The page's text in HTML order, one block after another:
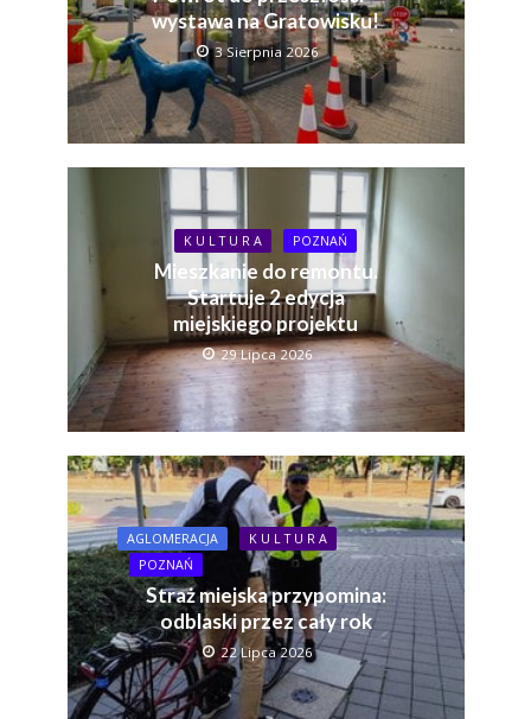
wystawa na Gratowisku!
3 Sierpnia 2026
K U L T U R A POZNAŃ
Mieszkanie do remontu.
Startuje 2 edycja
miejskiego projektu
29 Lipca 2026
AGLOMERACJA
K U L T U R A
POZNAŃ
Straż miejska przypomina:
odblaski przez cały rok
22 Lipca 2026